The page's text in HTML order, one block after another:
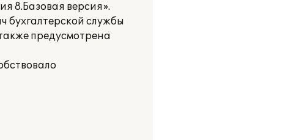
8.Базовая версия».
бухгалтерской службы
предусмотрена